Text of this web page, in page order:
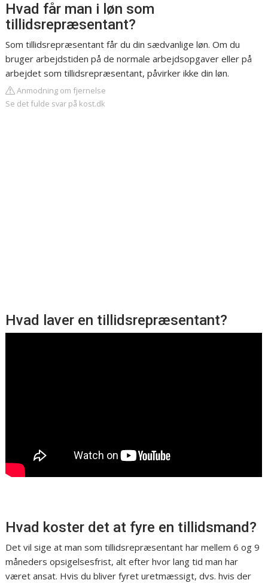
Hvad får man i løn som
tillidsrepræsentant?
Som tillidsrepræsentant får du din sædvanlige løn. Om du
bruger arbejdstiden på de normale arbejdsopgaver eller på
arbejdet som tillidsrepræsentant, påvirker ikke din løn.
Anmodning om fjernelse
Se det fulde svar på kost.dk
Hvad laver en tillidsrepræsentant?
Hvad koster det at fyre en tillidsmand?
Det vil sige at man som tillidsrepræsentant har mellem 6 og 9
måneders opsigelsesfrist, alt efter hvor lang tid man har
været ansat. Hvis du bliver fyret uretmæssigt, dvs. hvis der